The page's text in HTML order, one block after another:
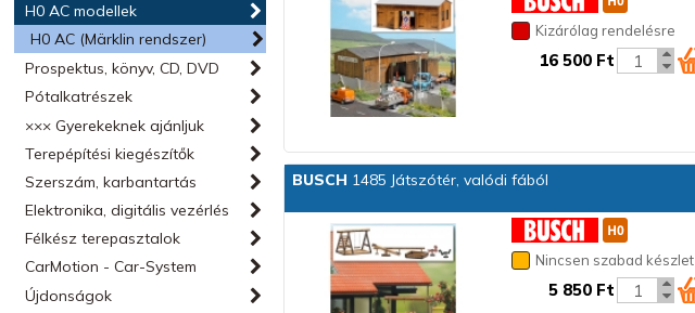
H0 AC modellek
H0 AC (Märklin rendszer)
Prospektus, könyv, CD, DVD
Pótalkatrészek
××× Gyerekeknek ajánljuk
Terepépítési kiegészítők
Szerszám, karbantartás
Elektronika, digitális vezérlés
Félkész terepasztalok
CarMotion - Car-System
Újdonságok
Kizárólag rendelésre
16 500 Ft
BUSCH 1485 Játszótér, valódi fából
Nincsen szabad készlet
5 850 Ft